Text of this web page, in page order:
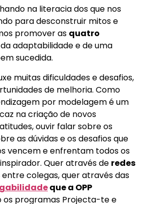
na literacia dos que nos
para desconstruir mitos e
promover as quatro
da adaptabilidade e de uma
sucedida.
muitas dificuldades e desafios,
de melhoria. Como
por modelagem é um
na criação de novos
ouvir falar sobre os
as dúvidas e os desafios que
vencem e enfrentam todos os
Quer através de redes
entre colegas, quer através das
que a OPP
os programas Projecta-te e